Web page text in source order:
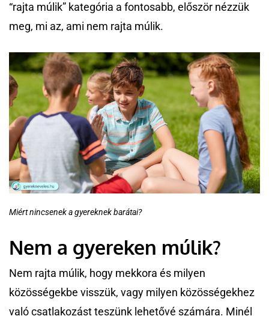
“rajta múlik” kategória a fontosabb, először nézzük
meg, mi az, ami nem rajta múlik.
Miért nincsenek a gyereknek barátai?
Nem a gyereken múlik?
Nem rajta múlik, hogy mekkora és milyen
közösségekbe visszük, vagy milyen közösségekhez
való csatlakozást teszünk lehetővé számára. Minél